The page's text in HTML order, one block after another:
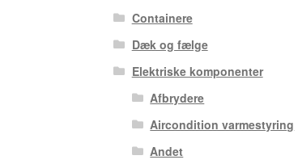
Containere
Dæk og fælge
Elektriske komponenter
Afbrydere
Aircondition varmestyring
Andet